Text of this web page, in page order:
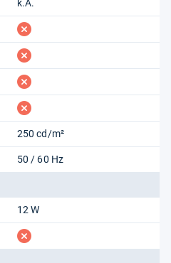
k.A.
fehlt
fehlt
fehlt
fehlt
250 cd/m²
50 / 60 Hz
12 W
fehlt